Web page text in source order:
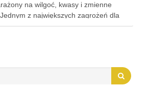
na wilgoć, kwasy i zmienne
z największych zagrożeń dla
pary wodnej. Proces ten, jeśli